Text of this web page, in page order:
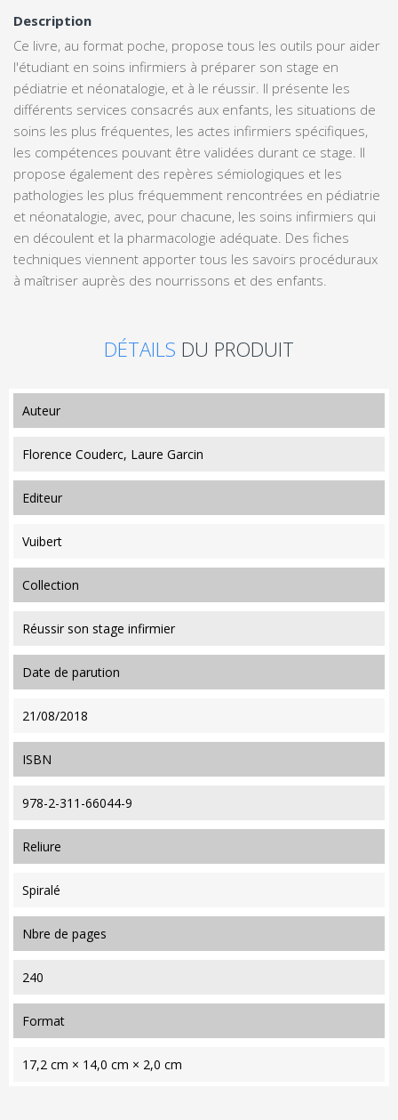
Description
Ce livre, au format poche, propose tous les outils pour aider
l'étudiant en soins infirmiers à préparer son stage en
pédiatrie et néonatalogie, et à le réussir. Il présente les
différents services consacrés aux enfants, les situations de
soins les plus fréquentes, les actes infirmiers spécifiques,
les compétences pouvant être validées durant ce stage. Il
propose également des repères sémiologiques et les
pathologies les plus fréquemment rencontrées en pédiatrie
et néonatalogie, avec, pour chacune, les soins infirmiers qui
en découlent et la pharmacologie adéquate. Des fiches
techniques viennent apporter tous les savoirs procéduraux
à maîtriser auprès des nourrissons et des enfants.
DÉTAILS DU PRODUIT
auteur
Florence Couderc, Laure Garcin
editeur
Vuibert
collection
Réussir son stage infirmier
date de parution
21/08/2018
ISBN
978-2-311-66044-9
reliure
Spiralé
nbre de pages
240
format
17,2 cm × 14,0 cm × 2,0 cm